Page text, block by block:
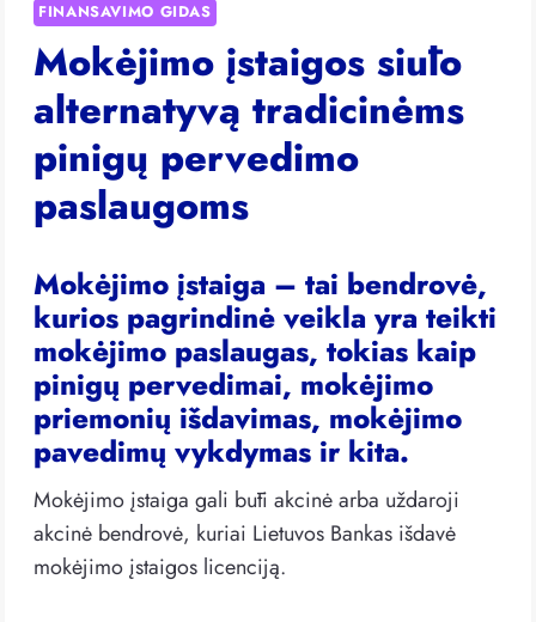
FINANSAVIMO GIDAS
Mokėjimo įstaigos siūlo
alternatyvą tradicinėms
pinigų pervedimo
paslaugoms
Mokėjimo įstaiga – tai bendrovė,
kurios pagrindinė veikla yra teikti
mokėjimo paslaugas, tokias kaip
pinigų pervedimai, mokėjimo
priemonių išdavimas, mokėjimo
pavedimų vykdymas ir kita.
Mokėjimo įstaiga gali būti akcinė arba uždaroji
akcinė bendrovė, kuriai Lietuvos Bankas išdavė
mokėjimo įstaigos licenciją.